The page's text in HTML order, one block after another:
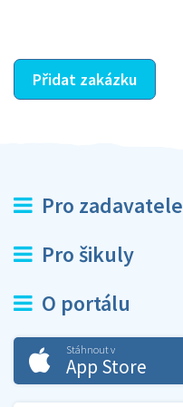
Přidat zakázku
Pro zadavatele
Pro šikuly
O portálu
Stáhnout v
App Store